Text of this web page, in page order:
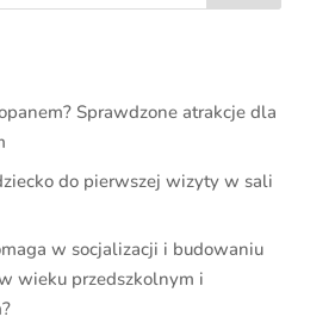
Sprawdzone atrakcje dla
do pierwszej wizyty w sali
w socjalizacji i budowaniu
wieku przedszkolnym i